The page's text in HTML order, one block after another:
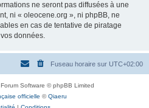
ne seront pas diffusées à une
ni « oleocene.org », ni phpBB, ne
en cas de tentative de piratage
données.
Fuseau horaire sur UTC+02:00
Software © phpBB Limited
officielle ©Qiaeru